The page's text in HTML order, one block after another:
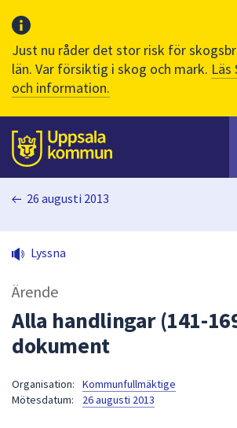
Just nu råder det stor risk för
län. Var försiktig i skog och mark. Läs
och information.
Till sidans
huvudinnehåll
26 augusti 2013
Lyssna
Ärende
Alla handlingar (141-
dokument
Organisation:
Kommunfullmäktige
Mötesdatum:
26 augusti 2013